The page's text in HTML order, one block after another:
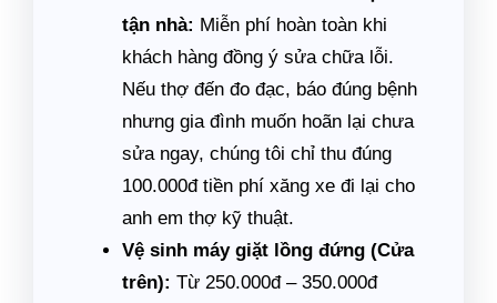
tận nhà: Miễn phí hoàn toàn khi
khách hàng đồng ý sửa chữa lỗi.
Nếu thợ đến đo đạc, báo đúng bệnh
nhưng gia đình muốn hoãn lại chưa
sửa ngay, chúng tôi chỉ thu đúng
100.000đ tiền phí xăng xe đi lại cho
anh em thợ kỹ thuật.
Vệ sinh máy giặt lồng đứng (Cửa
trên): Từ 250.000đ – 350.000đ